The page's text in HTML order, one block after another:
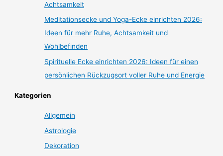
Achtsamkeit
Meditationsecke und Yoga-Ecke einrichten 2026:
Ideen für mehr Ruhe, Achtsamkeit und
Wohlbefinden
Spirituelle Ecke einrichten 2026: Ideen für einen
persönlichen Rückzugsort voller Ruhe und Energie
Kategorien
Allgemein
Astrologie
Dekoration